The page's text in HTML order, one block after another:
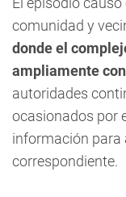
comunidad y
donde el
ampliamente
autoridades
ocasionados por
información para
correspondiente.